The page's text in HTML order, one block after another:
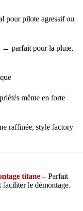
pour pilote agressif ou
→ parfait pour la pluie,
même en forte
raffinée, style factory
titane–Parfait
faciliter le démontage.